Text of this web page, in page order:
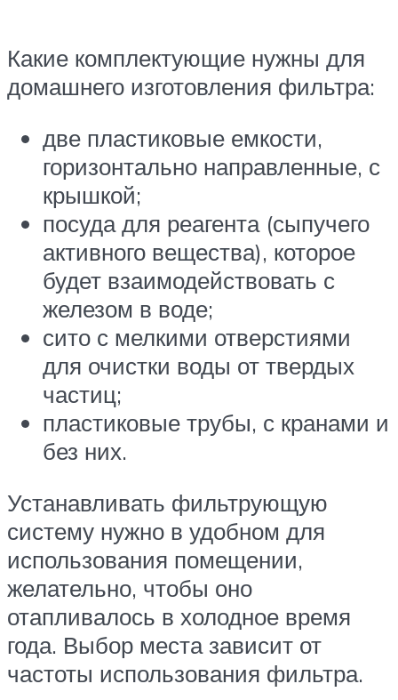
Какие комплектующие нужны для
домашнего изготовления фильтра:
две пластиковые емкости,
горизонтально направленные, с
крышкой;
посуда для реагента (сыпучего
активного вещества), которое
будет взаимодействовать с
железом в воде;
сито с мелкими отверстиями
для очистки воды от твердых
частиц;
пластиковые трубы, с кранами и
без них.
Устанавливать фильтрующую
систему нужно в удобном для
использования помещении,
желательно, чтобы оно
отапливалось в холодное время
года. Выбор места зависит от
частоты использования фильтра.